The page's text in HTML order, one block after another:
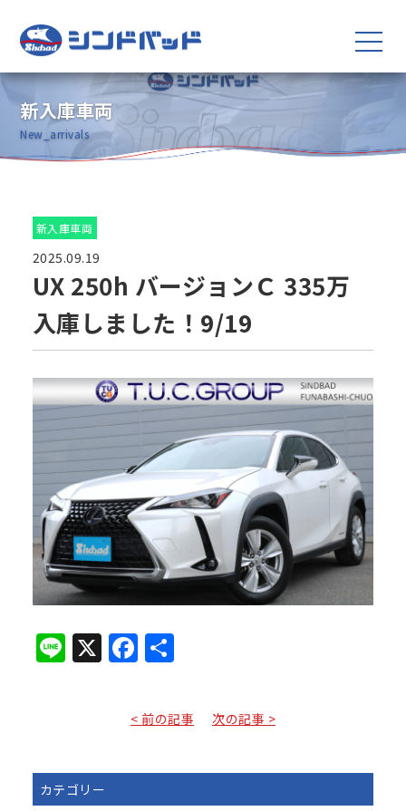
新入庫車両
New_arrivals
新入庫車両
2025.09.19
UX 250h バージョンＣ 335万
入庫しました！9/19
Line
X Facebook
共
< 前の記事 次の記事 >
カテゴリー